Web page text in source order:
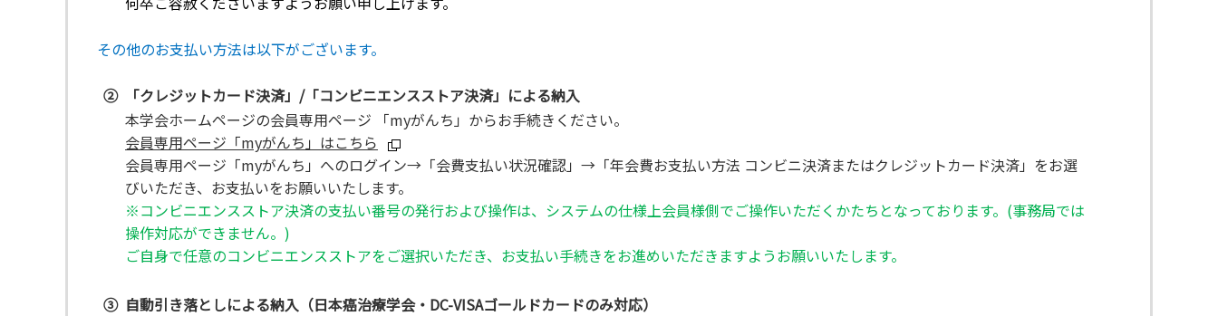
その他のお支払い方法は以下がございます。
②
「クレジットカード決済」/「コンビニエンスストア決済」による納入
本学会ホームページの会員専用ページ 「myがんち」からお手続きください。
会員専用ページ「myがんち」はこちら
会員専用ページ「myがんち」へのログイン→「会費支払い状況確認」→「年会費お支払い方法 コンビニ決済またはクレジットカード決済」をお選
びいただき、お支払いをお願いいたします。
※コンビニエンスストア決済の支払い番号の発行および操作は、システムの仕様上会員様側でご操作いただくかたちとなっております。(事務局では
操作対応ができません。)
ご自身で任意のコンビニエンスストアをご選択いただき、お支払い手続きをお進めいただきますようお願いいたします。
③ 自動引き落としによる納入（日本癌治療学会・DC-VISAゴールドカードのみ対応）